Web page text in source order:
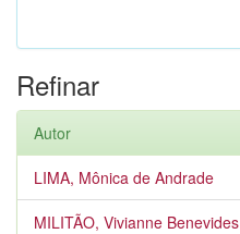
Refinar
Autor
LIMA, Mônica de Andrade
MILITÃO, Vivianne Benevides